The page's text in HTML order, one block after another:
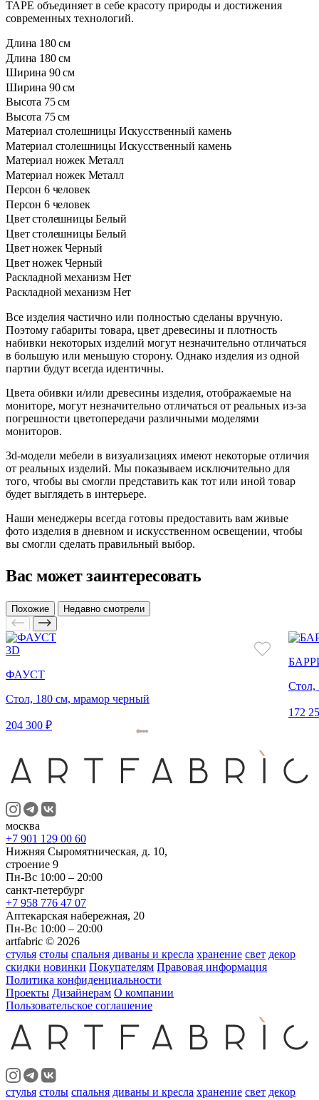
TAPE объединяет в себе красоту природы и достижения
современных технологий.
Длина 180 см
Длина 180 см
Ширина 90 см
Ширина 90 см
Высота 75 см
Высота 75 см
Материал столешницы Искусственный камень
Материал столешницы Искусственный камень
Материал ножек Металл
Материал ножек Металл
Персон 6 человек
Персон 6 человек
Цвет столешницы Белый
Цвет столешницы Белый
Цвет ножек Черный
Цвет ножек Черный
Раскладной механизм Нет
Раскладной механизм Нет
Все изделия частично или полностью сделаны вручную.
Поэтому габариты товара, цвет древесины и плотность
набивки некоторых изделий могут незначительно отличаться
в большую или меньшую сторону. Однако изделия из одной
партии будут всегда идентичны.
Цвета обивки и/или древесины изделия, отображаемые на
мониторе, могут незначительно отличаться от реальных из-за
погрешности цветопередачи различными моделями
мониторов.
3d-модели мебели в визуализациях имеют некоторые отличия
от реальных изделий. Мы показываем исключительно для
того, чтобы вы смогли представить как тот или иной товар
будет выглядеть в интерьере.
Наши менеджеры всегда готовы предоставить вам живые
фото изделия в дневном и искусственном освещении, чтобы
вы смогли сделать правильный выбор.
Вас может заинтересовать
Похожие Недавно смотрели
3D
ФАУСТ
Стол, 180 см, мрамор черный
204 300 ₽
Стол,
172
москва
+7 901 129 00 60
Нижняя Сыромятническая, д. 10,
строение 9
Пн-Вс 10:00 – 20:00
санкт-петербург
+7 958 776 47 07
Аптекарская набережная, 20
Пн-Вс 10:00 – 20:00
artfabric © 2026
стулья столы спальня диваны и кресла хранение свет декор
скидки новинки Покупателям Правовая информация
Политика конфиденциальности
Проекты Дизайнерам О компании
Пользовательское соглашение
стулья столы спальня диваны и кресла хранение свет декор